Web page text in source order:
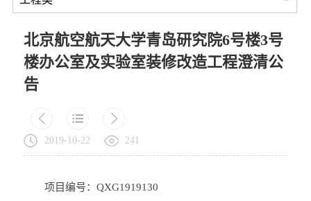
北京航空航天大学青岛研究院6号楼3号
楼办公室及实验室装修改造工程澄清公
告
2019-10-22 241
项目编号：QXG1919130